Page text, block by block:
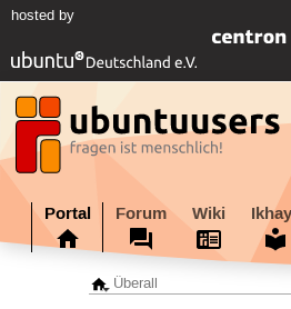
hosted by
Portal Forum Wiki